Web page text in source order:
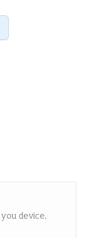
device,